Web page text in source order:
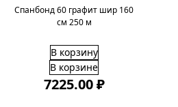
Спанбонд 60 графит шир 160
см 250 м
В корзину
В корзине
7225.00 ₽